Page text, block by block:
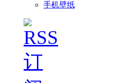
手机壁纸